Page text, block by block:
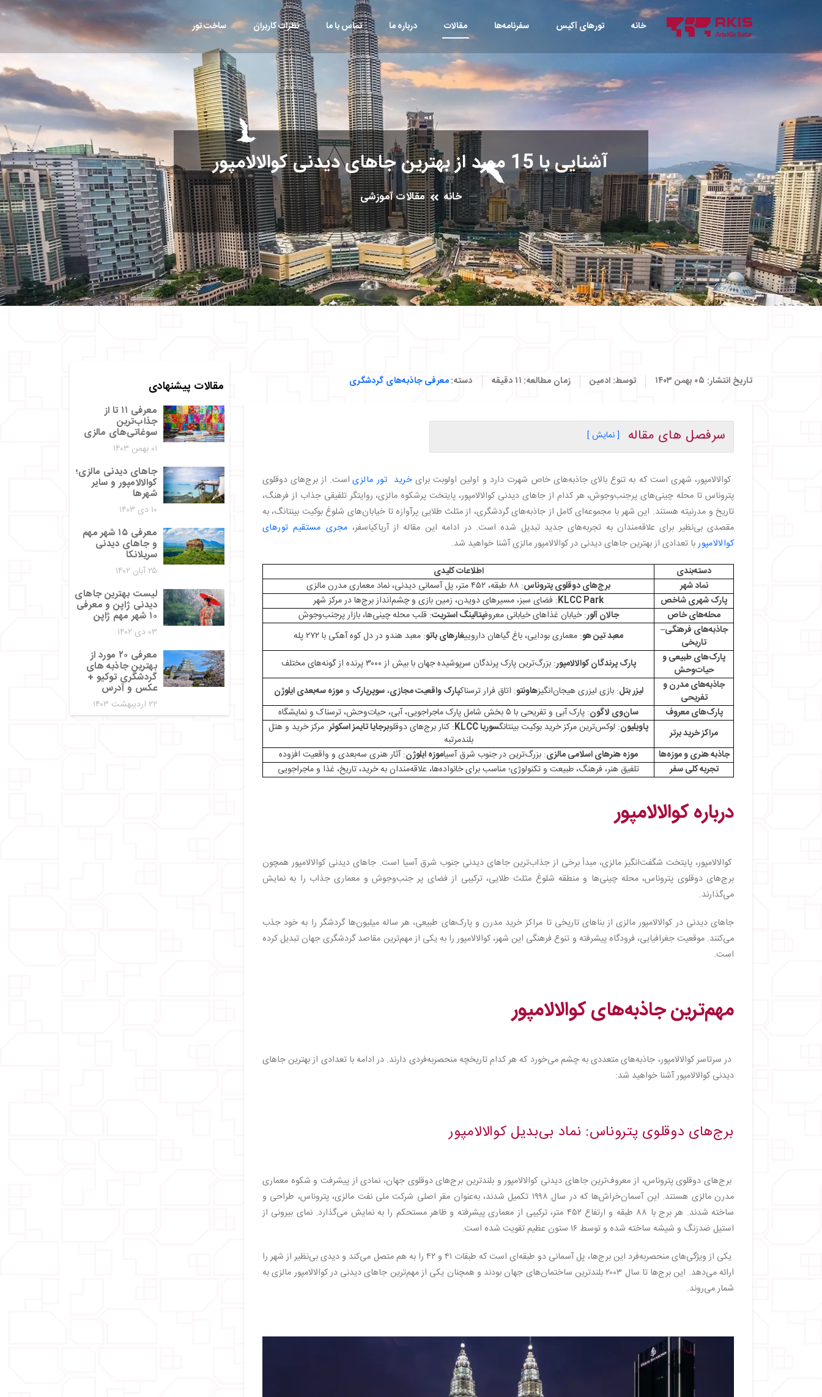
خانه تورهای آکیس سفرنامه‌ها مقالات درباره ما تماس با ما نظرات کاربران ساخت تور
آشنایی با 15 مورد از بهترین جاهای دیدنی کوالالامپور
خانه مقالات آموزشی
مقالات پیشنهادی
معرفی ۱۱ تا از
جذاب‌ترین
سوغاتی‌های مالزی
۰۱ بهمن ۱۴۰۳
جاهای دیدنی مالزی؛
کوالالامپور و سایر
شهرها
۱۰ دی ۱۴۰۳
معرفی ۱۵ شهر مهم
و جاهای دیدنی
سریلانکا
۲۵ آبان ۱۴۰۲
لیست بهترین جاهای
دیدنی ژاپن و معرفی
۱۰ شهر مهم ژاپن
۰۳ دی ۱۴۰۲
معرفی ۲۰ مورد از
بهترین جاذبه های
گردشگری توکیو +
عکس و آدرس
۲۲ اردیبهشت ۱۴۰۳
تاریخ انتشار: ۰۵ بهمن ۱۴۰۳ توسط: ادمین زمان مطالعه: ۱۱ دقیقه دسته:معرفی جاذبه‌های گردشگری
سرفصل های مقاله
[ نمایش ]
・درباره کوالالامپور
・ مهم‌ترین جاذبه‌های کوالالامپور
・ برج‌های دوقلوی پتروناس: نماد بی‌بدیل کوالالامپور
・ پارک KLCC: بهشتی در قلب شهر
・ جالان آلور: قلب تپنده غذاهای خیابانی مالزی
・ پاویلیون کوالالامپور: نماد تجمل و زندگی مدرن
・معبد تین هو: تلفیقی از معنویت و معماری چشم‌نواز
・پارک پرندگان کوالالامپور: تجربه‌ای بی‌نظیر در میان پرندگان آزاد
・غارهای باتو: معبدی تاریخی در دل طبیعت
・موزه هنرهای اسلامی مالزی: نگین هنر و فرهنگ اسلامی در جنوب شرق آسیا
・خیابان پتالینگ: قلب پرجنب‌وجوش محله چینی‌های کوالالامپور
・مهیج‌ترین تجربه‌های کوالالامپور
لیزر بتل: اوج هیجان بازی‌های لیزری در کوالالامپور
・هاونتو: تجربه‌ای متفاوت از خانه‌های تسخیر شده در کوالالامپور
・پارک واقعیت مجازی مالزی: تجربه‌ای نوین در دنیای سرگرمی
・سوپرپارک مالزی: هیجان و ماجراجویی برای همه سنین
・سان‌وی لاگون: پارک تفریحی و آبی بی‌نظیر
・موزه هنر سه‌بعدی ایلوژن: تجربه‌ای خلاقانه در کوالالامپور
・بهترین مراکز خرید کوالالامپور: بهشت علاقه‌مندان به خرید و تفریح
・۱. پاوِیلیون کوالالامپور (KL Pavilion)
・۲. سوریا KLCC
・۳. برجایا تایمز اسکوئر (Berjaya Times Square)
・ سفر به قلب جاهای دیدنی کوالالامپور: از برج‌های دوقلو تا خیابان پتالینگ
کوالالامپور، شهری است که به تنوع بالای جاذبه‌های خاص شهرت دارد و اولین اولوبت برای خرید تور مالزیاست. از برج‌های دوقلوی
پتروناس تا محله چینی‌های پرجنب‌وجوش، هر کدام از جاهای دیدنی کوالالامپور، پایتخت پرشکوه مالزی، روایتگر تلفیقی جذاب از فرهنگ،
تاریخ و مدرنیته هستند. این شهر با مجموعه‌ای کامل از جاذبه‌های گردشگری، از مثلث طلایی پرآوازه تا خیابان‌های شلوغ بوکیت بینتانگ، به
مقصدی بی‌نظیر برای علاقه‌مندان به تجربه‌های جدید تبدیل شده است. در ادامه این مقاله از آریاکیاسفر، مجری مستقیم تورهای
کوالالامپوربا تعدادی از بهترین جاهای دیدنی در کوالالامپور مالزی آشنا خواهید شد.
دسته‌بندی
اطلاعات کلیدی
نماد شهر
برج‌های دوقلوی پتروناس: ۸۸ طبقه، ۴۵۲ متر، پل آسمانی دیدنی، نماد معماری مدرن مالزی
پارک شهری شاخص
KLCC Park: فضای سبز، مسیرهای دویدن، زمین بازی و چشم‌انداز برج‌ها در مرکز شهر
محله‌های خاص
جالان آلور: خیابان غذاهای خیابانی معروفپتالینگ استریت: قلب محله چینی‌ها، بازار پرجنب‌وجوش
جاذبه‌های فرهنگی–
تاریخی
معبد تین هو: معماری بودایی، باغ گیاهان داروییغارهای باتو: معبد هندو در دل کوه آهکی با ۲۷۲ پله
پارک‌های طبیعی و
حیات‌وحش
پارک پرندگان کوالالامپور: بزرگ‌ترین پارک پرندگان سرپوشیده جهان با بیش از ۳۰۰۰ پرنده از گونه‌های مختلف
جاذبه‌های مدرن و
تفریحی
لیزر بتل: بازی لیزری هیجان‌انگیزهاونتو: اتاق فرار ترسناکپارک واقعیت مجازی،سوپرپارک وموزه سه‌بعدی ایلوژن
پارک‌های معروف
سان‌وی لاگون: پارک آبی و تفریحی با ۵ بخش شامل پارک ماجراجویی، آبی، حیات‌وحش، ترسناک و نمایشگاه
مراکز خرید برتر
پاویلیون: لوکس‌ترین مرکز خرید بوکیت بینتانگسوریا KLCC : کنار برج‌های دوقلوبرجایا تایمز اسکوئر: مرکز خرید و هتل
بلندمرتبه
جاذبه هنری و موزه‌ها
موزه هنرهای اسلامی مالزی: بزرگ‌ترین در جنوب شرق آسیاموزه ایلوژن: آثار هنری سه‌بعدی و واقعیت افزوده
تجربه کلی سفر
تلفیق هنر، فرهنگ، طبیعت و تکنولوژی؛ مناسب برای خانواده‌ها، علاقه‌مندان به خرید، تاریخ، غذا و ماجراجویی
درباره کوالالامپور
کوالالامپور، پایتخت شگفت‌انگیز مالزی، مبدأ برخی از جذاب‌ترین جاهای دیدنی جنوب شرق آسیا است. جاهای دیدنی کوالالامپور همچون
برج‌های دوقلوی پتروناس، محله چینی‌ها و منطقه شلوغ مثلث طلایی، ترکیبی از فضای پر جنب‌وجوش و معماری جذاب را به نمایش
می‌گذارند.
جاهای دیدنی در کوالالامپور مالزی از بناهای تاریخی تا مراکز خرید مدرن و پارک‌های طبیعی، هر ساله میلیون‌ها گردشگر را به خود جذب
می‌کنند. موقعیت جغرافیایی، فرودگاه پیشرفته و تنوع فرهنگی این شهر، کوالالامپور را به یکی از مهم‌ترین مقاصد گردشگری جهان تبدیل کرده
است.
مهم‌ترین جاذبه‌های کوالالامپور
در سرتاسر کوالالامپور، جاذبه‌های متعددی به چشم می‌خورد که هر کدام تاریخچه منحصربه‌فردی دارند. در ادامه با تعدادی از بهترین جاهای
دیدنی کوالالامپور آشنا خواهید شد:
برج‌های دوقلوی پتروناس: نماد بی‌بدیل کوالالامپور
برج‌های دوقلوی پتروناس، از معروف‌ترین جاهای دیدنی کوالالامپور و بلندترین برج‌های دوقلوی جهان، نمادی از پیشرفت و شکوه معماری
مدرن مالزی هستند. این آسمان‌خراش‌ها که در سال ۱۹۹۸ تکمیل شدند، به‌عنوان مقر اصلی شرکت ملی نفت مالزی، پتروناس، طراحی و
ساخته شدند. هر برج با ۸۸ طبقه و ارتفاع ۴۵۲ متر، ترکیبی از معماری پیشرفته و ظاهر مستحکم را به نمایش می‌گذارد. نمای بیرونی از
استیل ضدزنگ و شیشه ساخته شده و توسط ۱۶ ستون عظیم تقویت شده است.
یکی از ویژگی‌های منحصربه‌فرد این برج‌ها، پل آسمانی دو طبقه‌ای است که طبقات ۴۱ و ۴۲ را به هم متصل می‌کند و دیدی بی‌نظیر از شهر را
ارائه می‌دهد. این برج‌ها تا سال ۲۰۰۳ بلندترین ساختمان‌های جهان بودند و همچنان یکی از مهم‌ترین جاهای دیدنی در کوالالامپور مالزی به
شمار می‌روند.